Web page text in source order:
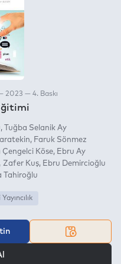
2023 — 4. Baskı
Tuğba Selanik Ay
Faruk Sönmez
Çengelci Köse
Ebru Ay
Zafer Kuş
Ebru Demircioğlu
Tahiroğlu